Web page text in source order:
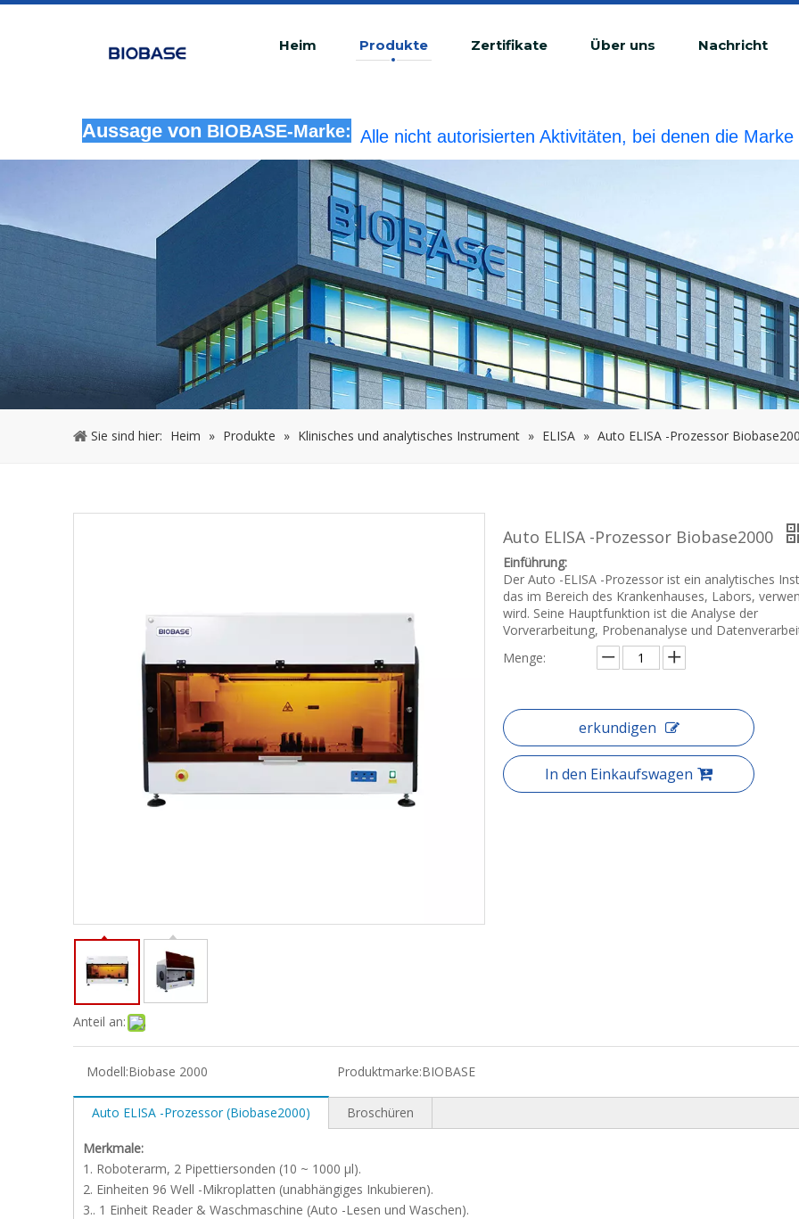
Heim Produkte Zertifikate Über uns Nachricht
Aussage von BIOBASE-Marke:
rechtswidrige Verletzung betrachtet.BIOBASE wird die
Sie sind hier: Heim » Produkte » Klinisches und analytisches Instrument » ELISA » Auto ELISA -Prozessor
Anteil an:
Auto ELISA -Prozessor Biobase2000
Einführung:
Der Auto -ELISA -Prozessor ist ein analytisches
das im Bereich des Krankenhauses, Labors,
wird. Seine Hauptfunktion ist die Analyse der
Vorverarbeitung, Probenanalyse und
Menge:
erkundigen
In den Einkaufswagen
Modell:Biobase 2000 Produktmarke:BIOBASE
Auto ELISA -Prozessor (Biobase2000) Broschüren
Merkmale:
1. Roboterarm, 2 Pipettiersonden (10 ~ 1000 μl).
2. Einheiten 96 Well -Mikroplatten (unabhängiges Inkubieren).
3.. 1 Einheit Reader & Waschmaschine (Auto -Lesen und Waschen).